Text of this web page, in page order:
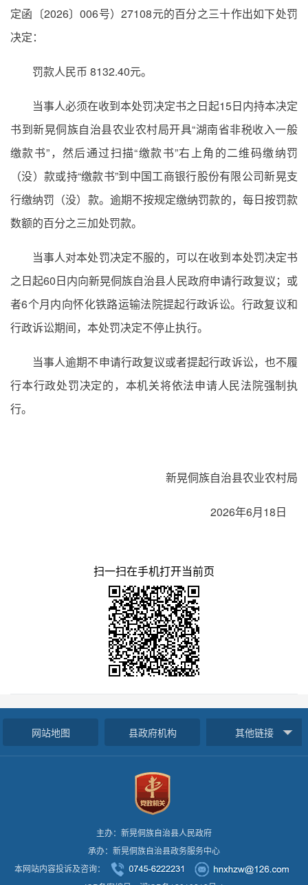
定函〔2026〕006号）27108元的百分之三十作出如下处罚
决定：
罚款人民币 8132.40元。
当事人必须在收到本处罚决定书之日起15日内持本决定
书到新晃侗族自治县农业农村局开具“湖南省非税收入一般
缴款书”，然后通过扫描“缴款书”右上角的二维码缴纳罚
（没）款或持“缴款书”到中国工商银行股份有限公司新晃支
行缴纳罚（没）款。逾期不按规定缴纳罚款的，每日按罚款
数额的百分之三加处罚款。
当事人对本处罚决定不服的，可以在收到本处罚决定书
之日起60日内向新晃侗族自治县人民政府申请行政复议；或
者6个月内向怀化铁路运输法院提起行政诉讼。行政复议和
行政诉讼期间，本处罚决定不停止执行。
当事人逾期不申请行政复议或者提起行政诉讼，也不履
行本行政处罚决定的，本机关将依法申请人民法院强制执
行。
新晃侗族自治县农业农村局
2026年6月18日
扫一扫在手机打开当前页
网站地图 县政府机构 其他链接
主办：新晃侗族自治县人民政府
承办：新晃侗族自治县政务服务中心
本网站内容投诉及咨询：